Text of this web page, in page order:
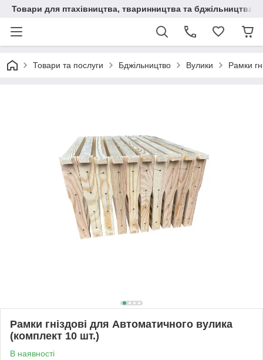
Товари для птахівництва, тваринництва та бджільництва
Товари та послуги Бджільництво Вулики Рамки
Рамки гніздові для Автоматичного вулика
(комплект 10 шт.)
В наявності